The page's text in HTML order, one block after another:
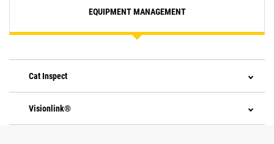
EQUIPMENT MANAGEMENT
Cat Inspect
Visionlink®